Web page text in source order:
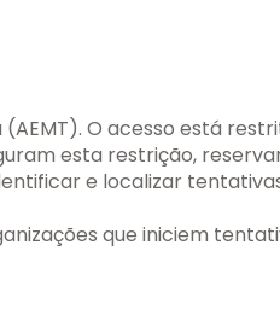
O acesso está
esta restrição,
e localizar tentativas
que iniciem